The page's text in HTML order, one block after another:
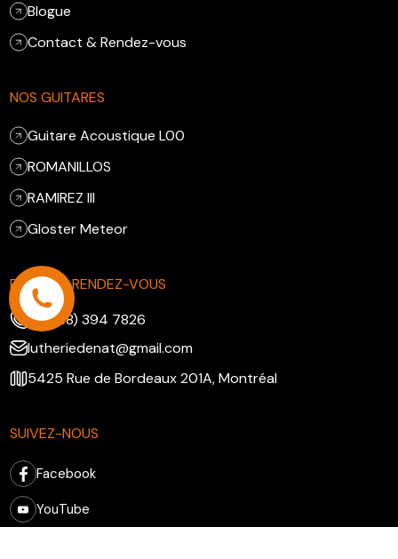
Blogue
Contact & Rendez-vous
NOS GUITARES
Guitare Acoustique L00
ROMANILLOS
RAMIREZ III
Gloster Meteor
PRENDRE RENDEZ-VOUS
+1 (438) 394 7826
lutheriedenat@gmail.com
5425 Rue de Bordeaux 201A, Montréal
SUIVEZ-NOUS
Facebook
YouTube